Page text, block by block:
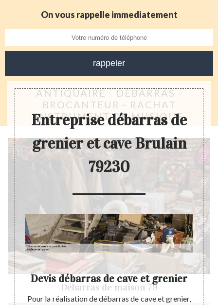
On vous rappelle immediatement
ANTIQUAIRE - DÉBARRAS -
BROCANTEUR - RACHAT
INSTRUMENT DE MUSIQUE
Débarras de maison 79
Entreprise débarras de
grenier et cave Brulain
79230
Devis débarras de cave et grenier
Pour la réalisation de débarras de cave et grenier,